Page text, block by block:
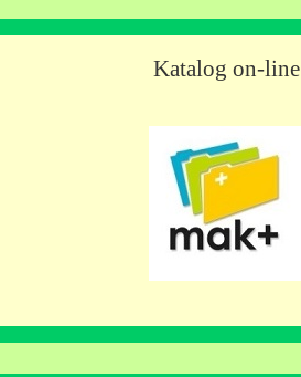
Katalog on-line